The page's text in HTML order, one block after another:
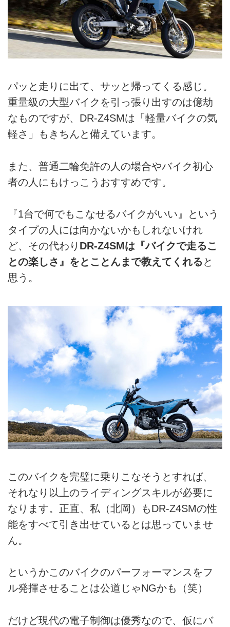
パッと走りに出て、サッと帰ってくる感じ。
重量級の大型バイクを引っ張り出すのは億劫
なものですが、DR-Z4SMは「軽量バイクの気
軽さ」もきちんと備えています。
また、普通二輪免許の人の場合やバイク初心
者の人にもけっこうおすすめです。
『1台で何でもこなせるバイクがいい』という
タイプの人には向かないかもしれないけれ
ど、その代わり DR-Z4SMは『バイクで走るこ
との楽しさ』をとことんまで教えてくれる と
思う。
このバイクを完璧に乗りこなそうとすれば、
それなり以上のライディングスキルが必要に
なります。正直、私（北岡）もDR-Z4SMの性
能をすべて引き出せているとは思っていませ
ん。
というかこのバイクのパーフォーマンスをフ
ル発揮させることは公道じゃNGかも（笑）
だけど現代の電子制御は優秀なので、仮にバ